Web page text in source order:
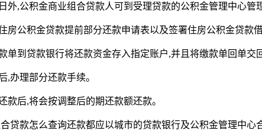
外,公积金商业组合贷款人可到受理贷款的公积金管理中心管
房公积金贷款提前部分还款申请表以及签署住房公积金贷款借
单到贷款银行将还款资金存入指定账户,并且将缴款单回单交
,办理部分还款手续。
款后,将会按调整后的期还款额还款。
贷款怎么查询还款都应以城市的贷款银行及公积金管理中心